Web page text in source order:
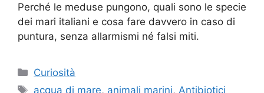
Perché le meduse pungono, quali sono le specie
dei mari italiani e cosa fare davvero in caso di
puntura, senza allarmismi né falsi miti.
Categorie
Curiosità
Tag
acqua di mare, animali marini, Antibiotici